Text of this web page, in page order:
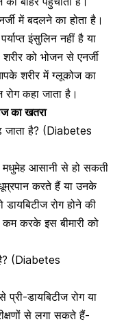
में बदलने का होता है।
इंसुलिन नहीं है या
को भोजन से एनर्जी
शरीर मेंग्लूकोज का
रोग कहा जाता है।
का खतरा
जाता है? (Diabetes
आसानी से हो सकती
करते हैं या उनके
डायबिटीज रोग होने की
करके इस बीमारी को
है? (Diabetes
प्री-डायबिटीज रोग या
से लगा सकते हैं-